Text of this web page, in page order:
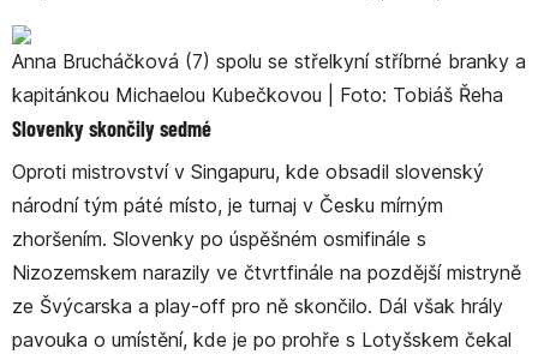
Anna Brucháčková (7) spolu se střelkyní stříbrné branky a
kapitánkou Michaelou Kubečkovou | Foto: Tobiáš Řeha
Slovenky skončily sedmé
Oproti mistrovství v Singapuru, kde obsadil slovenský
národní tým páté místo, je turnaj v Česku mírným
zhoršením. Slovenky po úspěšném osmifinále s
Nizozemskem narazily ve čtvrtfinále na pozdější mistryně
ze Švýcarska a play-off pro ně skončilo. Dál však hrály
pavouka o umístění, kde je po prohře s Lotyšskem čekal